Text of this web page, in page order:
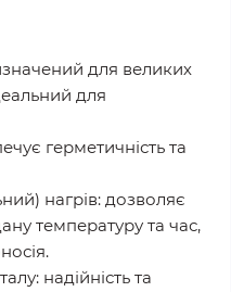
для великих
для
герметичність та
нагрів: дозволяє
температуру та час,
надійність та